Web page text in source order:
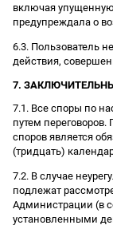
включая
предупреждала о
6.3. Пользователь
действия,
7.
7.1. Все споры по
путем
споров является
(тридцать)
7.2. В случае
подлежат
Администрации (в
установленными